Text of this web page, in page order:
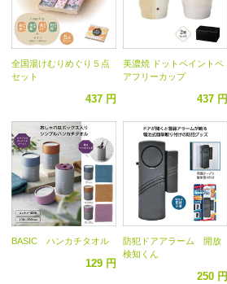
全国湯けむりめぐり５点
セット
437 円
美濃焼 ドットペイントペ
アフリーカップ
437 円
BASIC ハンカチタオル
129 円
防犯ドアアラーム 開放
検知くん
250 円